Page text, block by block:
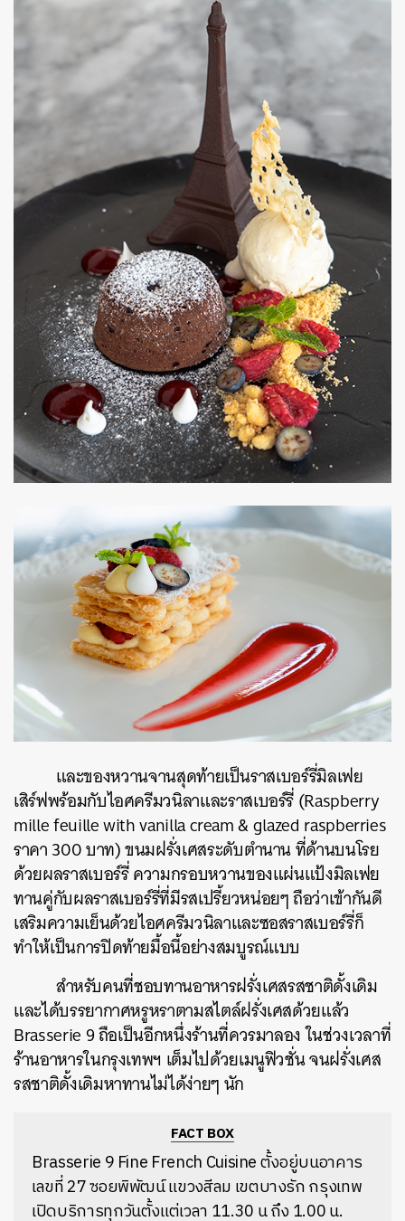
และของหวานจานสุดท้ายเป็นราสเบอร์รี่มิลเฟย
เสิร์ฟพร้อมกับไอศครีมวนิลาและราสเบอร์รี่ (Raspberry
mille feuille with vanilla cream & glazed raspberries
ราคา 300 บาท) ขนมฝรั่งเศสระดับตำนาน ที่ด้านบนโรย
ด้วยผลราสเบอร์รี่ ความกรอบหวานของแผ่นแป้งมิลเฟย
ทานคู่กับผลราสเบอร์รี่ที่มีรสเปรี้ยวหน่อยๆ ถือว่าเข้ากันดี
เสริมความเย็นด้วยไอศครีมวนิลาและซอสราสเบอร์รี่ก็
ทำให้เป็นการปิดท้ายมื้อนี้อย่างสมบูรณ์แบบ
สำหรับคนที่ชอบทานอาหารฝรั่งเศสรสชาติดั้งเดิม
และได้บรรยากาศหรูหราตามสไตล์ฝรั่งเศสด้วยแล้ว
Brasserie 9 ถือเป็นอีกหนึ่งร้านที่ควรมาลอง ในช่วงเวลาที่
ร้านอาหารในกรุงเทพฯ เต็มไปด้วยเมนูฟิวชั่น จนฝรั่งเศส
รสชาติดั้งเดิมหาทานไม่ได้ง่ายๆ นัก
FACT BOX
Brasserie 9 Fine French Cuisine ตั้งอยู่บนอาคาร
เลขที่ 27 ซอยพิพัฒน์ แขวงสีลม เขตบางรัก กรุงเทพ
เปิดบริการทุกวันตั้งแต่เวลา 11.30 น ถึง 1.00 น.